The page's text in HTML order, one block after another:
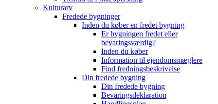
Kulturarv
Fredede bygninger
Inden du køber en fredet bygning
Er bygningen fredet eller
bevaringsværdig?
Inden du køber
Information til ejendomsmæglere
Find fredningsbeskrivelse
Din fredede bygning
Din fredede bygning
Bevaringsdeklaration